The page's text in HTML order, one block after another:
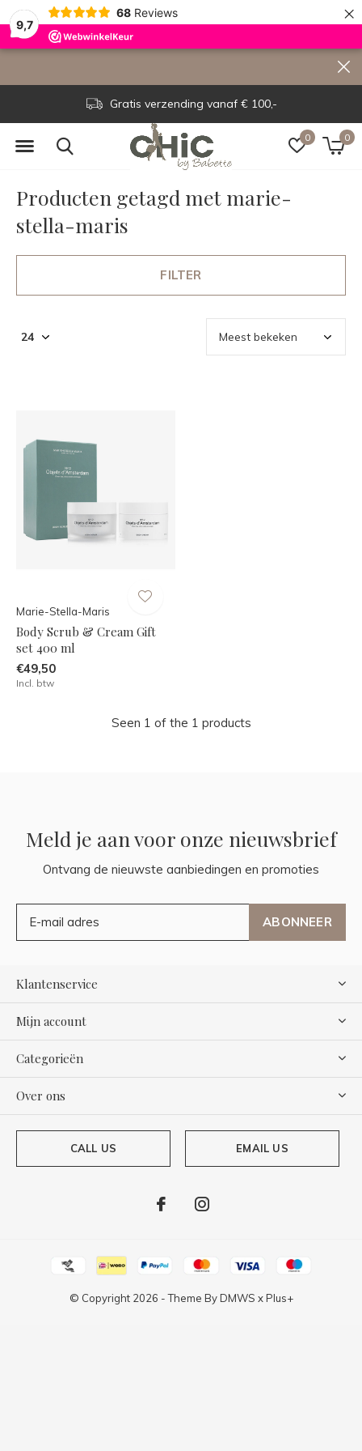
9,7
68 Reviews ×
0 0
Gratis verzending vanaf € 100,-
Producten getagd met marie-
stella-maris
FILTER
Marie-Stella-Maris
Body Scrub & Cream Gift
set 400 ml
€49,50
Incl. btw
Seen 1 of the 1 products
Meld je aan voor onze nieuwsbrief
Ontvang de nieuwste aanbiedingen en promoties
ABONNEER
Klantenservice
Mijn account
Categorieën
Over ons
CALL US EMAIL US
© Copyright 2026 - Theme ByDMWS xPlus+